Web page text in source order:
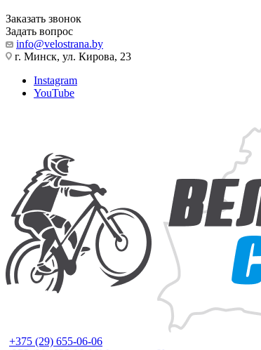
Заказать звонок
Задать вопрос
info@velostrana.by
г. Минск, ул. Кирова, 23
Instagram
YouTube
+375 (29) 655-06-06